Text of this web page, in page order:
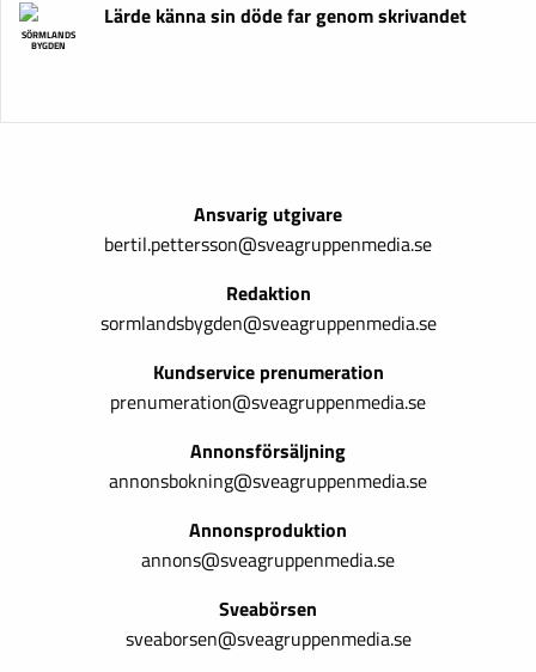
SÖRMLANDS
BYGDEN
Lärde känna sin döde far genom skrivandet
Ansvarig utgivare
bertil.pettersson@sveagruppenmedia.se
Redaktion
sormlandsbygden@sveagruppenmedia.se
Kundservice prenumeration
prenumeration@sveagruppenmedia.se
Annonsförsäljning
annonsbokning@sveagruppenmedia.se
Annonsproduktion
annons@sveagruppenmedia.se
Sveabörsen
sveaborsen@sveagruppenmedia.se